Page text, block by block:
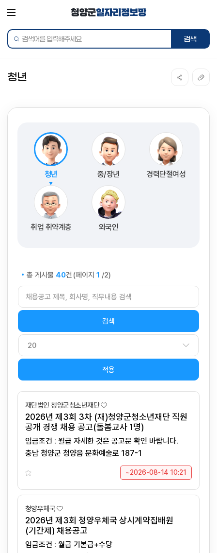
통합검색
청년
청년 중/장년 경력단절여성
취업 취약계층 외국인
총 게시물 40건 (페이지 1 /2)
적용
재단법인 청양군청소년재단
2026년 제3회 3차 (재)청양군청소년재단 직원
공개 경쟁 채용 공고(돌봄교사 1명)
임금조건 : 월급 자세한 것은 공고문 확인 바랍니다.
충남 청양군 청양읍 문화예술로 187-1
~2026-08-14 10:21
청양우체국
2026년 제3회 청양우체국 상시계약집배원
(기간제) 채용공고
임금조건 : 월급 기본급+수당